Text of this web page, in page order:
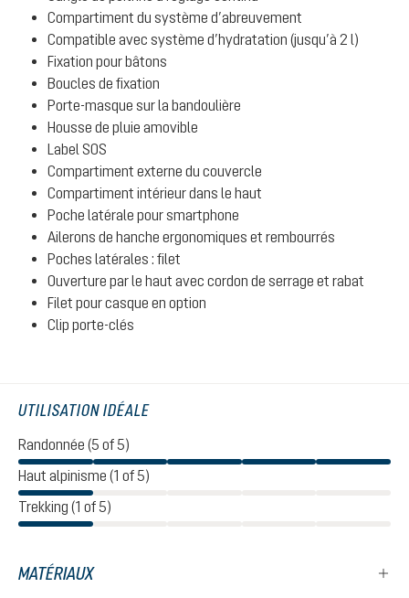
Compartiment du système d’abreuvement
Compatible avec système d’hydratation (jusqu’à 2 l)
Fixation pour bâtons
Boucles de fixation
Porte-masque sur la bandoulière
Housse de pluie amovible
Label SOS
Compartiment externe du couvercle
Compartiment intérieur dans le haut
Poche latérale pour smartphone
Ailerons de hanche ergonomiques et rembourrés
Poches latérales : filet
Ouverture par le haut avec cordon de serrage et rabat
Filet pour casque en option
Clip porte-clés
UTILISATION IDÉALE
Randonnée (5 of 5)
Haut alpinisme (1 of 5)
Trekking (1 of 5)
MATÉRIAUX